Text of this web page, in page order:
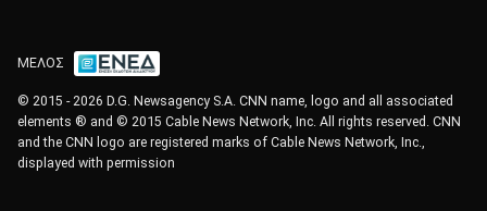
ΜΕΛΟΣ
© 2015 - 2026 D.G. Newsagency S.A. CNN name, logo and all associated
elements ® and © 2015 Cable News Network, Inc. All rights reserved. CNN
and the CNN logo are registered marks of Cable News Network, Inc.,
displayed with permission